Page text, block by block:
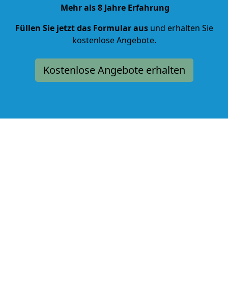
Mehr als 8 Jahre Erfahrung
Füllen Sie jetzt das Formular ausund erhalten Sie
kostenlose Angebote.
Kostenlose Angebote erhalten